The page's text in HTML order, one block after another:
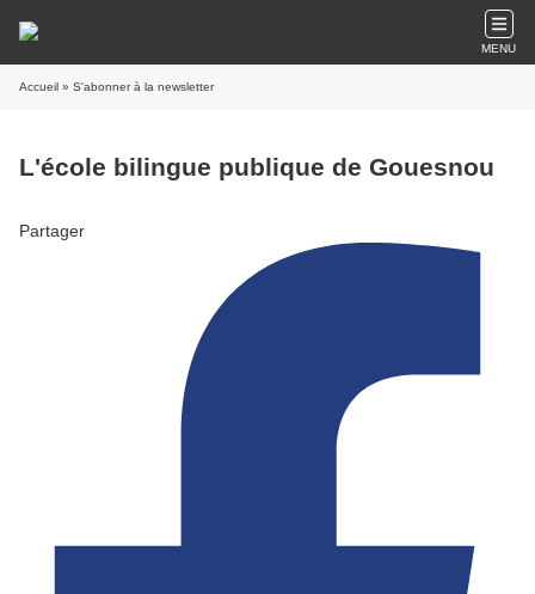
MENU
Accueil » S'abonner à la newsletter
L'école bilingue publique de Gouesnou
Partager